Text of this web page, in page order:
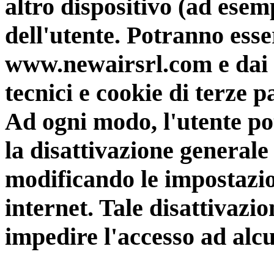
altro dispositivo (ad
dell'utente. Potranno
www.newairsrl.com e
tecnici e cookie di terze
Ad ogni modo, l'utente
la disattivazione
modificando le
internet. Tale
impedire l'accesso ad